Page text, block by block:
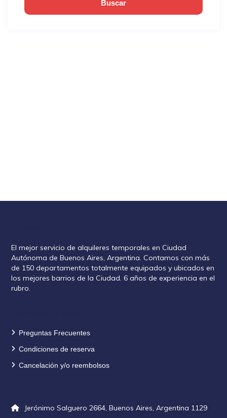
El mejor servicio de alquileres temporales en Ciudad
Autónoma de Buenos Aires, Argentina. Contamos con más
de 150 departamentos totalmente equipados y ubicados en
los mejores barrios de la Ciudad. 6 años de experiencia en el
rubro.
Preguntas Frecuentes
Condiciones de reserva
Cancelación y/o reembolsos
Jerónimo Salguero 2664, Buenos Aires, Argentina 1129